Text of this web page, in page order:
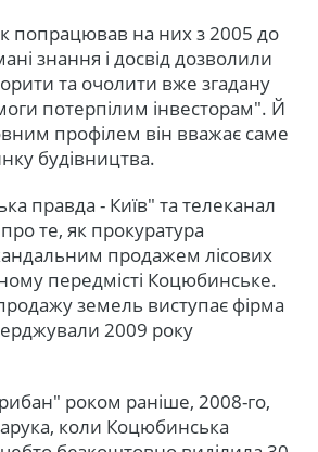
попрацював на них з 2005 до
знання і досвід дозволили
та очолити вже згадану
потерпілим інвесторам". Й
профілем він вважає саме
будівництва.
правда - Київ" та телеканал
те, як прокуратура
продажем лісових
передмісті Коцюбинське.
земель виступає фірма
2009 року
роком раніше, 2008-го,
коли Коцюбинська